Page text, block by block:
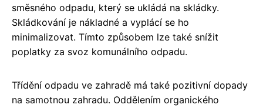
směsného odpadu, který se ukládá na skládky.
Skládkování je nákladné a vyplácí se ho
minimalizovat. Tímto způsobem lze také snížit
poplatky za svoz komunálního odpadu.
Třídění odpadu ve zahradě má také pozitivní dopady
na samotnou zahradu. Oddělením organického